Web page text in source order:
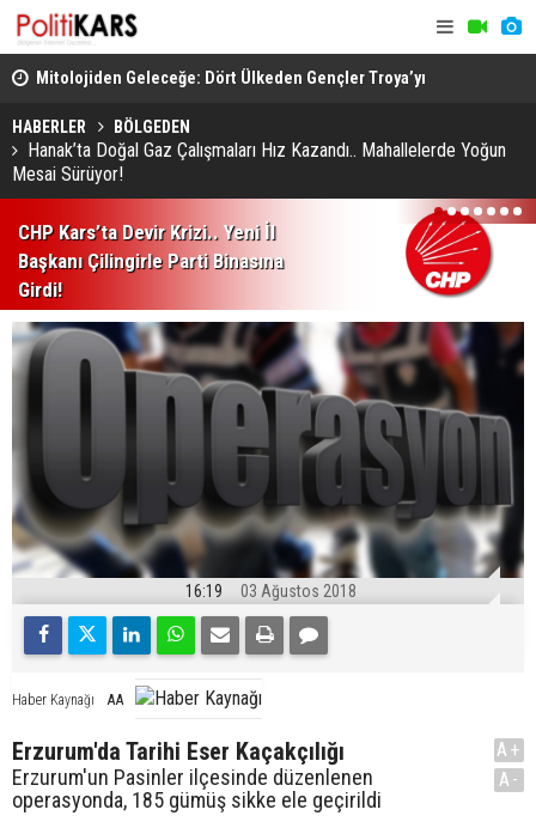
ve Mitolojiden Geleceğe: Dört Ülkeden Gençler Troya’yı
Yeniden Tasarladı
HABERLER BÖLGEDEN
Hanak’ta Doğal Gaz Çalışmaları Hız Kazandı.. Mahallelerde Yoğun
Mesai Sürüyor!
CHP Kars’ta Devir Krizi.. Yeni İl
Başkanı Çilingirle Parti Binasına
Girdi!
1 2 3 4 5 6 7
16:19 03 Ağustos 2018
Haber Kaynağı AA
Erzurum'da Tarihi Eser Kaçakçılığı
Erzurum'un Pasinler ilçesinde düzenlenen
operasyonda, 185 gümüş sikke ele geçirildi
A+
A-